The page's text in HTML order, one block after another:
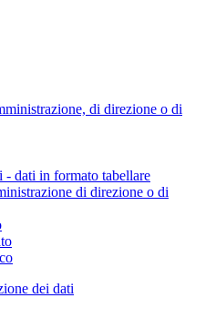
di direzione o di
dati in formato tabellare
di direzione o di
dei dati